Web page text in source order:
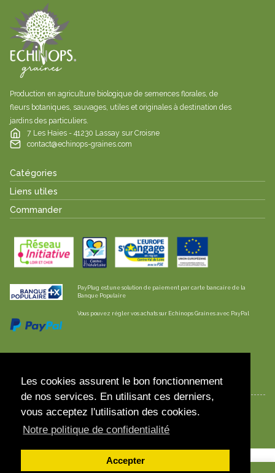
Les cookies assurent le bon fonctionnement
de nos services. En utilisant ces derniers,
vous acceptez l'utilisation des cookies.
Notre politique de confidentialité
Accepter
Production en agriculture biologique de semences florales, de
fleurs botaniques, sauvages, utiles et originales à destination des
jardins des particuliers.
7 Les Haies - 41230 Lassay sur Croisne
contact@echinops-graines.com
Catégories
Liens utiles
Commander
PayPlug est une solution de paiement par carte bancaire de la
Banque Populaire
Vous pouvez régler vos achats sur Echinops Graines avec PayPal